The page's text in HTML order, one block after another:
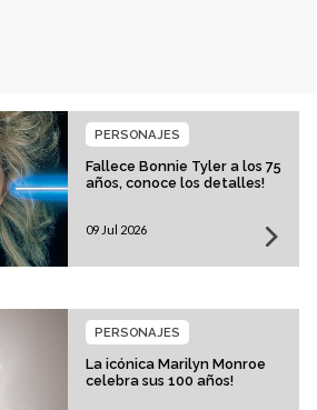
Fallece Bonnie Tyler a los 75
años, conoce los detalles!
PERSONAJES
09 Jul 2026
La icónica Marilyn Monroe
celebra sus 100 años!
PERSONAJES